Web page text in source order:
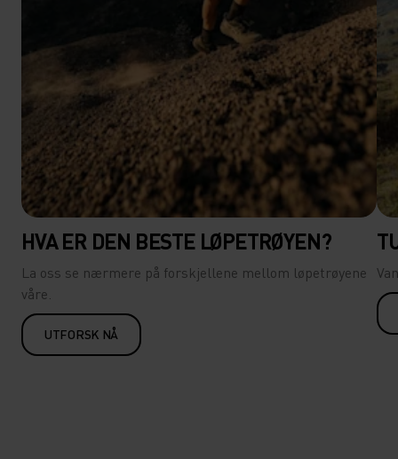
HVA ER DEN BESTE LØPETRØYEN?
La oss se nærmere på forskjellene mellom løpetrøyene
våre.
UTFORSK NÅ